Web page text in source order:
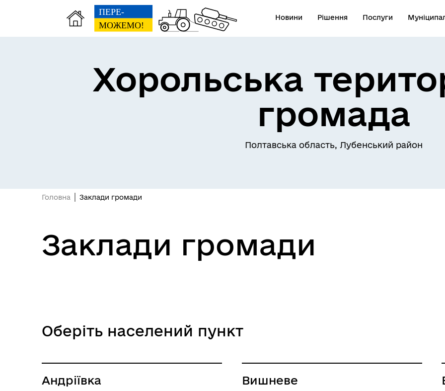
Новини Рішення Послуги
Хорольська
громада
Полтавська область, Лубенський район
Головна Заклади громади
Заклади громади
Оберіть населений пункт
Андріївка Вишневе